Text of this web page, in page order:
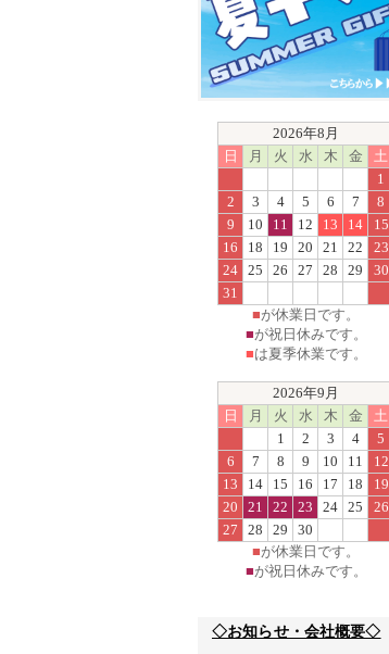
2026年8月
日
月 火 水 木 金
土
1
2
3 4 5 6 7
8
9
10 11 12 13 14
15
16
18 19 20 21 22
23
24 25 26 27 28 29
30
31
■が休業日です。
■が祝日休みです。
■は夏季休業です。
2026年9月
日
月 火 水 木 金
土
1
2 3 4
5
6
7 8 9 10 11
12
13
14 15 16 17 18
19
20
21 22 23 24 25
26
27
28 29
30
■が休業日です。
■が祝日休みです。
◇お知らせ・会社概要◇